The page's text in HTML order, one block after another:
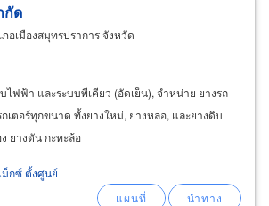
กัด
อเมืองสมุทรปราการ จังหวัด
ไฟฟ้า และระบบพีเคียว (อัดเย็น), จำหน่าย ยางรถ
ตอร์ทุกขนาด ทั้งยางใหม่, ยางหล่อ, และยางดิบ
ยางตัน กะทะล้อ
ม็กซ์ ตั้งศูนย์